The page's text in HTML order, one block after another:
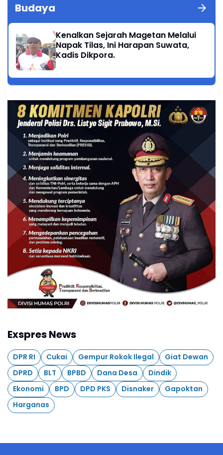
Budaya
Kenalkan Sejarah Magetan Melalui
Napak Tilas, Ini Harapan Suwata,
Kadis Dikpora.
Exspres News
DPR RI Cukai Gempur Rokok Ilegal
Giat Dewan
DPRD
BLT BPBD Dana Desa
Dindik
Ekonomi
BPD DPD PKS Disnaker
Gapoktan
Harganas